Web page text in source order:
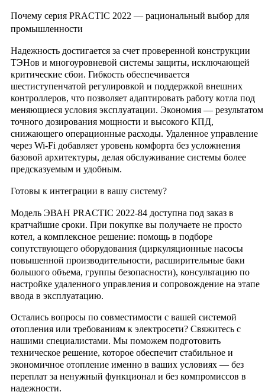
Почему серия PRACTIC 2022 — рациональный выбор для
промышленности
Надежность достигается за счет проверенной конструкции
ТЭНов и многоуровневой системы защиты, исключающей
критические сбои. Гибкость обеспечивается
шестиступенчатой регулировкой и поддержкой внешних
контроллеров, что позволяет адаптировать работу котла под
меняющиеся условия эксплуатации. Экономия — результатом
точного дозирования мощности и высокого КПД,
снижающего операционные расходы. Удаленное управление
через Wi-Fi добавляет уровень комфорта без усложнения
базовой архитектуры, делая обслуживание системы более
предсказуемым и удобным.
Готовы к интеграции в вашу систему?
Модель ЭВАН PRACTIC 2022-84 доступна под заказ в
кратчайшие сроки. При покупке вы получаете не просто
котел, а комплексное решение: помощь в подборе
сопутствующего оборудования (циркуляционные насосы
повышенной производительности, расширительные баки
большого объема, группы безопасности), консультацию по
настройке удаленного управления и сопровождение на этапе
ввода в эксплуатацию.
Остались вопросы по совместимости с вашей системой
отопления или требованиям к электросети? Свяжитесь с
нашими специалистами. Мы поможем подготовить
техническое решение, которое обеспечит стабильное и
экономичное отопление именно в ваших условиях — без
переплат за ненужный функционал и без компромиссов в
надежности.